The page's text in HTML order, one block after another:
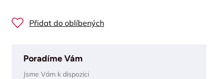
Přidat do oblíbených
Poradíme Vám
Jsme Vám k dispozici